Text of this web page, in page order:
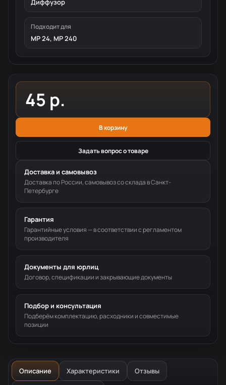
Диффузор
Подходит для
MP 24, MP 240
45 р.
В корзину
Задать вопрос о товаре
Доставка и самовывоз
Доставка по России, самовывоз со склада в Санкт-
Петербурге
Гарантия
Гарантийные условия — в соответствии с регламентом
производителя
Документы для юрлиц
Договор, спецификации и закрывающие документы
Подбор и консультация
Подберём комплектацию, расходники и совместимые
позиции
Описание Характеристики Отзывы